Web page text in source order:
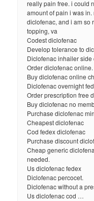
really pain free. i could
amount of pain i was in.
diclofenac, and i am so
topping, va
Codest diclofenac
Develop tolerance to
Diclofenac inhailer side
Order diclofenac online.
Buy diclofenac online
Diclofenac overnight
Order prescription free
Buy diclofenac no
Purchase diclofenac
Cheapest diclofenac
Cod fedex diclofenac
Purchase discount
Cheap generic
needed.
Us diclofenac fedex
Diclofenac percocet.
Diclofenac without a
Us diclofenac cod …